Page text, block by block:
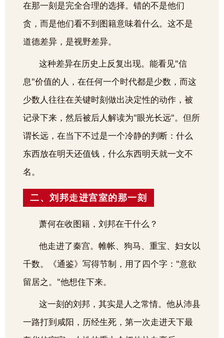
在那一刻是完全合理的选择。错的不是他们
贪，而是他们看不到图籍意味着什么。这不是
道德差异，是视野差异。
这种差异在历史上反复出现。能看见"信
息"价值的人，在任何一个时代都是少数，而这
少数人往往在关键时刻做出决定性的动作，被
记录下来，然后被后人解读为"眼光长远"。但所
谓长远，在当下不过是一个冷静的判断：什么
东西放在明天还值钱，什么东西明天就一文不
名。
二、刘邦走进宫室的那一刻
萧何在收图籍，刘邦在干什么？
他走进了秦宫。帷帐、狗马、重宝、妇女以
千数。《通鉴》写得节制，用了四个字："意欲
留居之。"他想住下来。
这一刻的刘邦，其实是人之常情。他从沛县
一路打到咸阳，历经生死，第一次走进天下最